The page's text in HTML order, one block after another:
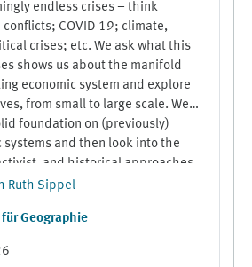
endless crises – think
COVID 19; climate,
crises; etc. We ask what this
shows us about the manifold
economic system and explore
from small to large scale. We
foundation on (previously)
systems and then look into the
and historical approaches
and solidarity economies,
indigenous movements,
Ruth Sippel
Geographie